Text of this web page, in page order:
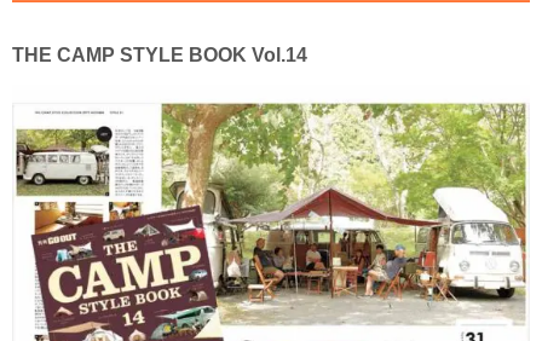
THE CAMP STYLE BOOK Vol.14